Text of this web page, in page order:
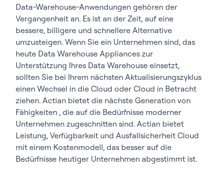
Data-Warehouse-Anwendungen gehören der
Vergangenheit an. Es ist an der Zeit, auf eine
bessere, billigere und schnellere Alternative
umzusteigen. Wenn Sie ein Unternehmen sind, das
heute Data Warehouse Appliances zur
Unterstützung Ihres Data Warehouse einsetzt,
sollten Sie bei Ihrem nächsten Aktualisierungszyklus
einen Wechsel in die Cloud oder Cloud in Betracht
ziehen. Actian bietet die nächste Generation von
Fähigkeiten , die auf die Bedürfnisse moderner
Unternehmen zugeschnitten sind. Actian bietet
Leistung, Verfügbarkeit und Ausfallsicherheit Cloud
mit einem Kostenmodell, das besser auf die
Bedürfnisse heutiger Unternehmen abgestimmt ist.